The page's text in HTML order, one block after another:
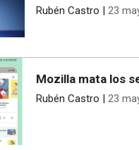
Rubén Castro | 23
Mozilla mata los
Rubén Castro | 23